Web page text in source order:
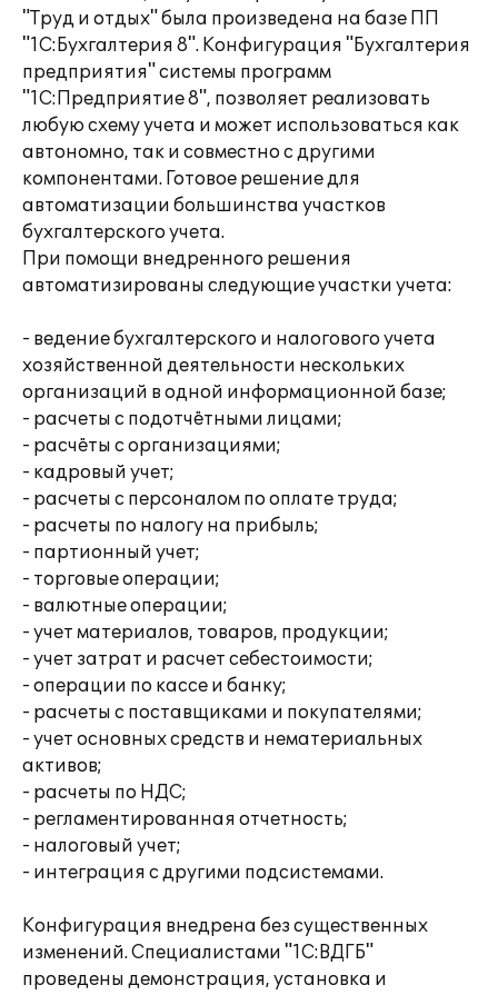
"Труд и отдых" была произведена на базе ПП
"1С:Бухгалтерия 8". Конфигурация "Бухгалтерия
предприятия" системы программ
"1С:Предприятие 8", позволяет реализовать
любую схему учета и может использоваться как
автономно, так и совместно с другими
компонентами. Готовое решение для
автоматизации большинства участков
бухгалтерского учета.
При помощи внедренного решения
автоматизированы следующие участки учета:
- ведение бухгалтерского и налогового учета
хозяйственной деятельности нескольких
организаций в одной информационной базе;
- расчеты с подотчётными лицами;
- расчёты с организациями;
- кадровый учет;
- расчеты с персоналом по оплате труда;
- расчеты по налогу на прибыль;
- партионный учет;
- торговые операции;
- валютные операции;
- учет материалов, товаров, продукции;
- учет затрат и расчет себестоимости;
- операции по кассе и банку;
- расчеты с поставщиками и покупателями;
- учет основных средств и нематериальных
активов;
- расчеты по НДС;
- регламентированная отчетность;
- налоговый учет;
- интеграция с другими подсистемами.
Конфигурация внедрена без существенных
изменений. Специалистами "1С:ВДГБ"
проведены демонстрация, установка и